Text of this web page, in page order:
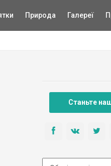
Природа Галереї
Станьте